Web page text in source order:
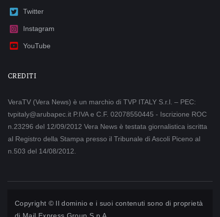
Twitter
Instagram
YouTube
CREDITI
VeraTV (Vera News) è un marchio di TVP ITALY S.r.l. – PEC:
tvpitaly@arubapec.it P.IVA e C.F. 02078550445 - Iscrizione ROC
n.23296 del 12/09/2012 Vera News è testata giornalistica iscritta
al Registro della Stampa presso il Tribunale di Ascoli Piceno al
n.503 del 14/08/2012.
Copyright © Il dominio e i suoi contenuti sono di proprietà